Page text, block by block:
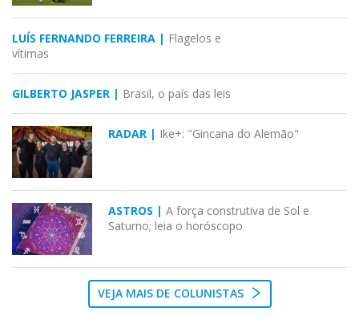
LUÍS FERNANDO FERREIRA | Flagelos e
vítimas
GILBERTO JASPER | Brasil, o país das leis
RADAR | Ike+: "Gincana do Alemão"
ASTROS | A força construtiva de Sol e
Saturno; leia o horóscopo
VEJA MAIS DE COLUNISTAS